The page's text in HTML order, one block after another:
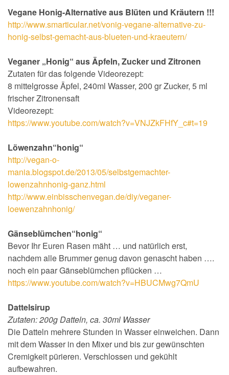
Vegane Honig-Alternative aus Blüten und Kräutern !!!
http://www.smarticular.net/vonig-vegane-alternative-zu-
honig-selbst-gemacht-aus-blueten-und-kraeutern/
Veganer „Honig“ aus Äpfeln, Zucker und Zitronen
Zutaten für das folgende Videorezept:
8 mittelgrosse Äpfel, 240ml Wasser, 200 gr Zucker, 5 ml
frischer Zitronensaft
Videorezept:
https://www.youtube.com/watch?v=VNJZkFHfY_c#t=19
Löwenzahn“honig“
http://vegan-o-
mania.blogspot.de/2013/05/selbstgemachter-
lowenzahnhonig-ganz.html
http://www.einbisschenvegan.de/diy/veganer-
loewenzahnhonig/
Gänseblümchen“honig“
Bevor Ihr Euren Rasen mäht … und natürlich erst,
nachdem alle Brummer genug davon genascht haben ….
noch ein paar Gänseblümchen pflücken …
https://www.youtube.com/watch?v=HBUCMwg7QmU
Dattelsirup
Zutaten:200g Datteln, ca. 30ml Wasser
Die Datteln mehrere Stunden in Wasser einweichen. Dann
mit dem Wasser in den Mixer und bis zur gewünschten
Cremigkeit pürieren. Verschlossen und gekühlt
aufbewahren.